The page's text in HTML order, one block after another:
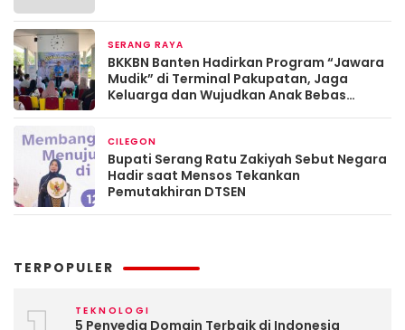
SERANG RAYA
BKKBN Banten Hadirkan Program “Jawara
Mudik” di Terminal Pakupatan, Jaga
Keluarga dan Wujudkan Anak Bebas
CILEGON
Bupati Serang Ratu Zakiyah Sebut Negara
Hadir saat Mensos Tekankan
Pemutakhiran DTSEN
TERPOPULER
TEKNOLOGI
5 Penyedia Domain Terbaik di Indonesia